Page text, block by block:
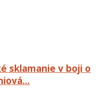
sklamanie v boji o